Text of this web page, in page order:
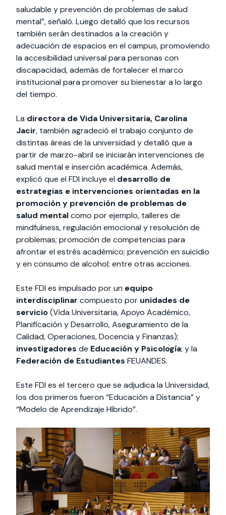
saludable y prevención de problemas de salud
mental”, señaló. Luego detalló que los recursos
también serán destinados a la creación y
adecuación de espacios en el campus, promoviendo
la accesibilidad universal para personas con
discapacidad, además de fortalecer el marco
institucional para promover su bienestar a lo largo
del tiempo.
La directora de Vida Universitaria, Carolina
Jacir, también agradeció el trabajo conjunto de
distintas áreas de la universidad y detalló que a
partir de marzo-abril se iniciarán intervenciones de
salud mental e inserción académica. Además,
explicó que el FDI incluye el desarrollo de
estrategias e intervenciones orientadas en la
promoción y prevención de problemas de
salud mentalcomo por ejemplo, talleres de
mindfulness, regulación emocional y resolución de
problemas; promoción de competencias para
afrontar el estrés académico; prevención en suicidio
y en consumo de alcohol; entre otras acciones.
Este FDI es impulsado por un equipo
interdisciplinar compuesto por unidades de
servicio(Vida Universitaria, Apoyo Académico,
Planificación y Desarrollo, Aseguramiento de la
Calidad, Operaciones, Docencia y Finanzas);
investigadores de Educación y Psicología; y la
Federación de Estudiantes FEUANDES.
Este FDI es el tercero que se adjudica la Universidad,
los dos primeros fueron “Educación a Distancia” y
“Modelo de Aprendizaje Híbrido”.